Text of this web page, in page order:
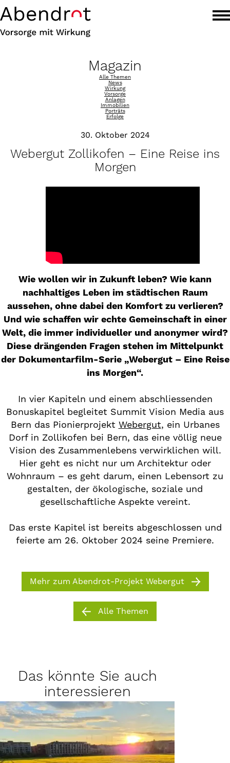
Magazin
Alle Themen
News
Wirkung
Vorsorge
Anlagen
Immobilien
Porträts
Erfolge
30. Oktober 2024
Webergut Zollikofen – Eine Reise ins
Morgen
Wie wollen wir in Zukunft leben? Wie kann
nachhaltiges Leben im städtischen Raum
aussehen, ohne dabei den Komfort zu verlieren?
Und wie schaffen wir echte Gemeinschaft in einer
Welt, die immer individueller und anonymer wird?
Diese drängenden Fragen stehen im Mittelpunkt
der Dokumentarfilm-Serie „Webergut – Eine Reise
ins Morgen“.
In vier Kapiteln und einem abschliessenden
Bonuskapitel begleitet Summit Vision Media aus
Bern das Pionierprojekt Webergut, ein Urbanes
Dorf in Zollikofen bei Bern, das eine völlig neue
Vision des Zusammenlebens verwirklichen will.
Hier geht es nicht nur um Architektur oder
Wohnraum – es geht darum, einen Lebensort zu
gestalten, der ökologische, soziale und
gesellschaftliche Aspekte vereint.
Das erste Kapitel ist bereits abgeschlossen und
feierte am 26. Oktober 2024 seine Premiere.
Mehr zum Abendrot-Projekt Webergut
Alle Themen
Das könnte Sie auch
interessieren